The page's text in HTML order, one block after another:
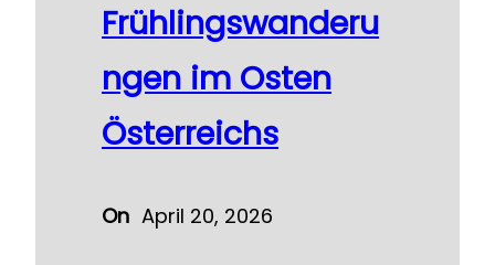
Frühlingswanderu
ngen im Osten
Österreichs
On April 20, 2026